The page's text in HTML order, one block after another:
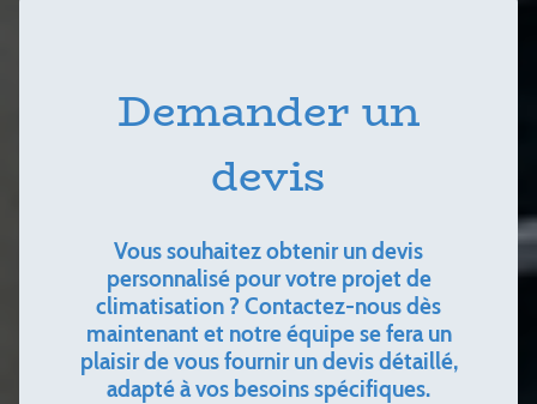
Demander un
devis
Vous souhaitez obtenir un devis
personnalisé pour votre projet de
climatisation ? Contactez-nous dès
maintenant et notre équipe se fera un
plaisir de vous fournir un devis détaillé,
adapté à vos besoins spécifiques.